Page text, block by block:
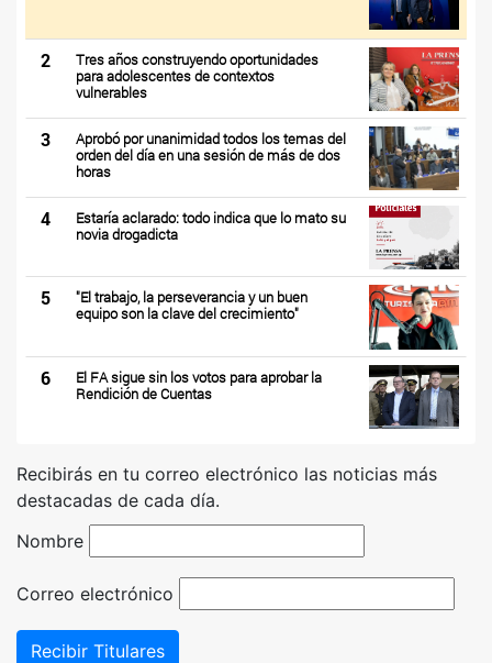
2
Tres años construyendo oportunidades
para adolescentes de contextos
vulnerables
3
Aprobó por unanimidad todos los temas del
orden del día en una sesión de más de dos
horas
4
Estaría aclarado: todo indica que lo mato su
novia drogadicta
5
"El trabajo, la perseverancia y un buen
equipo son la clave del crecimiento"
6
El FA sigue sin los votos para aprobar la
Rendición de Cuentas
Recibirás en tu correo electrónico las noticias más
destacadas de cada día.
Nombre
Correo electrónico
Recibir Titulares